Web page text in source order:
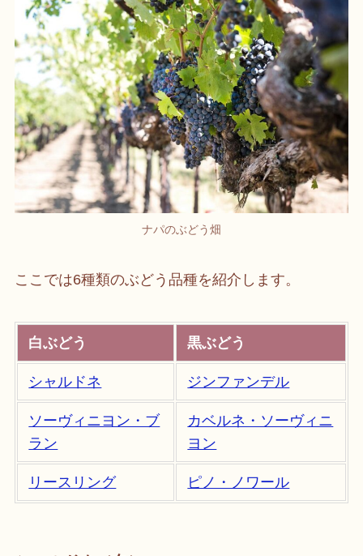
ナパのぶどう畑
ここでは6種類のぶどう品種を紹介します。
白ぶどう 黒ぶどう
シャルドネ ジンファンデル
ソーヴィニヨン・ブ
ラン
カベルネ・ソーヴィニ
ヨン
リースリング ピノ・ノワール